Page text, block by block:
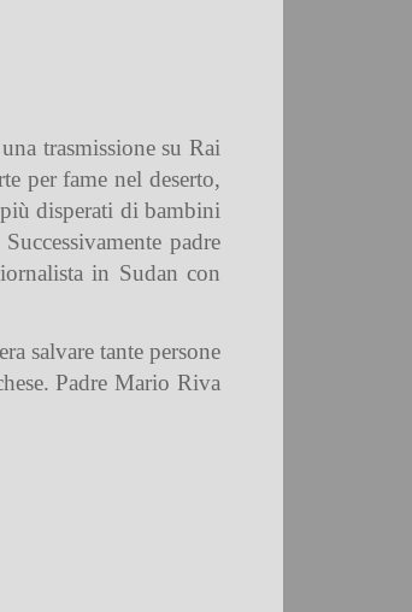
trasmissione su Rai
per fame nel deserto,
disperati di bambini
padre
in Sudan con
salvare tante persone
Padre Mario Riva